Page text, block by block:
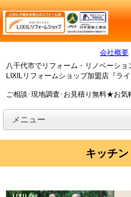
会社概要
八千代市でリフォーム・リノベーショ
LIXILリフォームショップ加盟店『ライ
ご相談･現地調査･お見積り無料★お気
キッチ